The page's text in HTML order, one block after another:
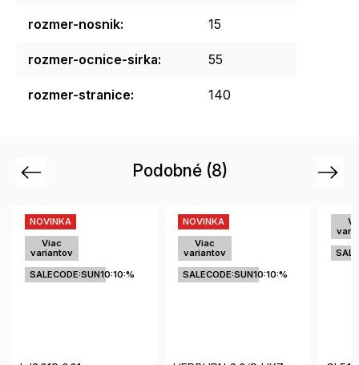
rozmer-nosnik: 15
rozmer-ocnice-sirka: 55
rozmer-stranice: 140
Podobné (8)
Previous
NOVINKA
Viac
variantov
SALECODE:SUN10:10:%
NOVINKA
Viac
variantov
SALECODE:SUN10:10:%
Next